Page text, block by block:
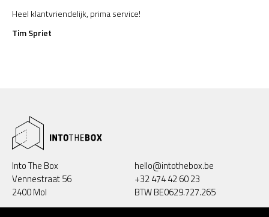
Heel klantvriendelijk, prima service!
Tim Spriet
Into The Box
Vennestraat 56
2400 Mol
hello@intothebox.be
+32 474 42 60 23
BTW BE0629.727.265